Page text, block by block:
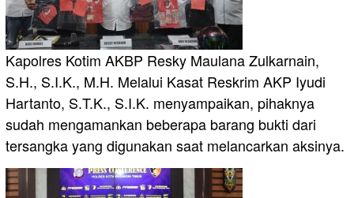
Kapolres Kotim AKBP Resky Maulana Zulkarnain,
S.H., S.I.K., M.H. Melalui Kasat Reskrim AKP Iyudi
Hartanto, S.T.K., S.I.K. menyampaikan, pihaknya
sudah mengamankan beberapa barang bukti dari
tersangka yang digunakan saat melancarkan aksinya.